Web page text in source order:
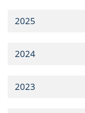
2025
2024
2023